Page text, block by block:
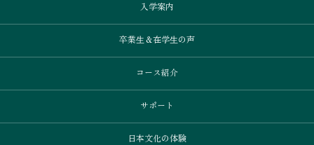
入学案内
卒業⽣＆在学⽣の声
コース紹介
サポート
日本文化の体験